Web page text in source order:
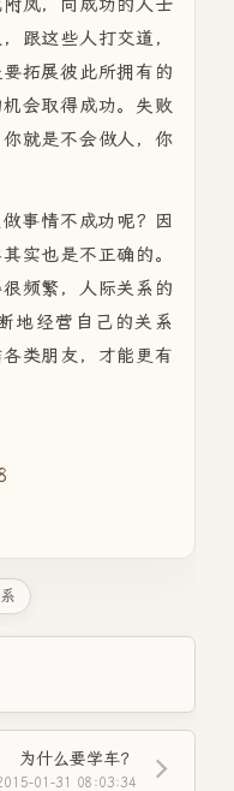
凤，向成功的人士
跟这些人打交道，
拓展彼此所拥有的
会取得成功。失败
就是不会做人，你
事情不成功呢？因
实也是不正确的。
频繁，人际关系的
地经营自己的关系
类朋友，才能更有
为什么要学车？
01-31 08:03:34